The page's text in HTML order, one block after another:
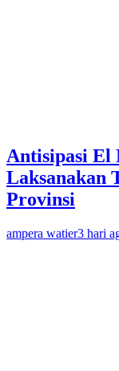
Antisipasi El
Laksanakan
Provinsi
ampera watier3 hari